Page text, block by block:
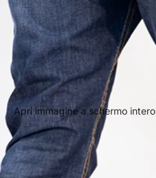
Apri immagine a schermo intero